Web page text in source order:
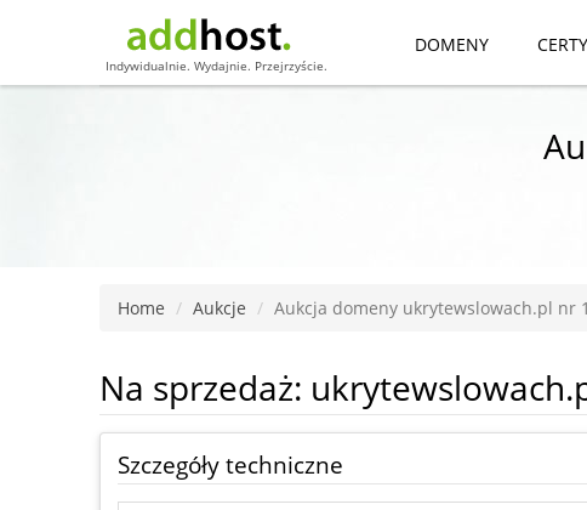
Indywidualnie. Wydajnie. Przejrzyście.
DOMENY
Home Aukcje Aukcja domeny ukrytewslowach.pl nr
Na sprzedaż:
Szczegóły techniczne